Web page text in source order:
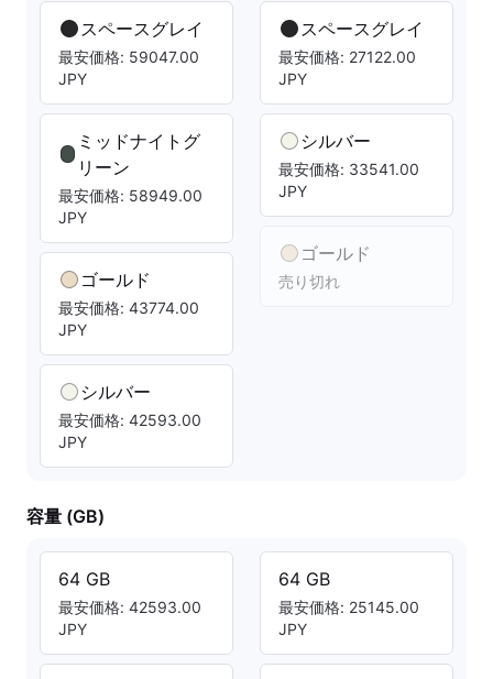
スペースグレイ
最安価格: 59047.00
JPY
ミッドナイトグ
リーン
最安価格: 58949.00
JPY
ゴールド
最安価格: 43774.00
JPY
シルバー
最安価格: 42593.00
JPY
スペースグレイ
最安価格: 27122.00
JPY
シルバー
最安価格: 33541.00
JPY
ゴールド
売り切れ
容量 (GB)
64 GB
最安価格: 42593.00
JPY
64 GB
最安価格: 25145.00
JPY